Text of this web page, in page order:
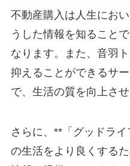
不動産購入は人生にお
うした情報を知ること
なります。また、音羽
抑えることができるサ
で、生活の質を向上さ
さらに、**「グッドラ
の生活をより良くする